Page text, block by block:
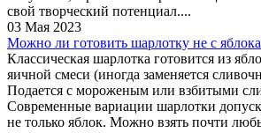
свой творческий потенциал....
03 Мая 2023
Можно ли готовить шарлотку не с
Классическая шарлотка готовится из
яичной смеси (иногда заменяется
Подается с мороженым или взбитыми
Современные вариации шарлотки
не только яблок. Можно взять почти